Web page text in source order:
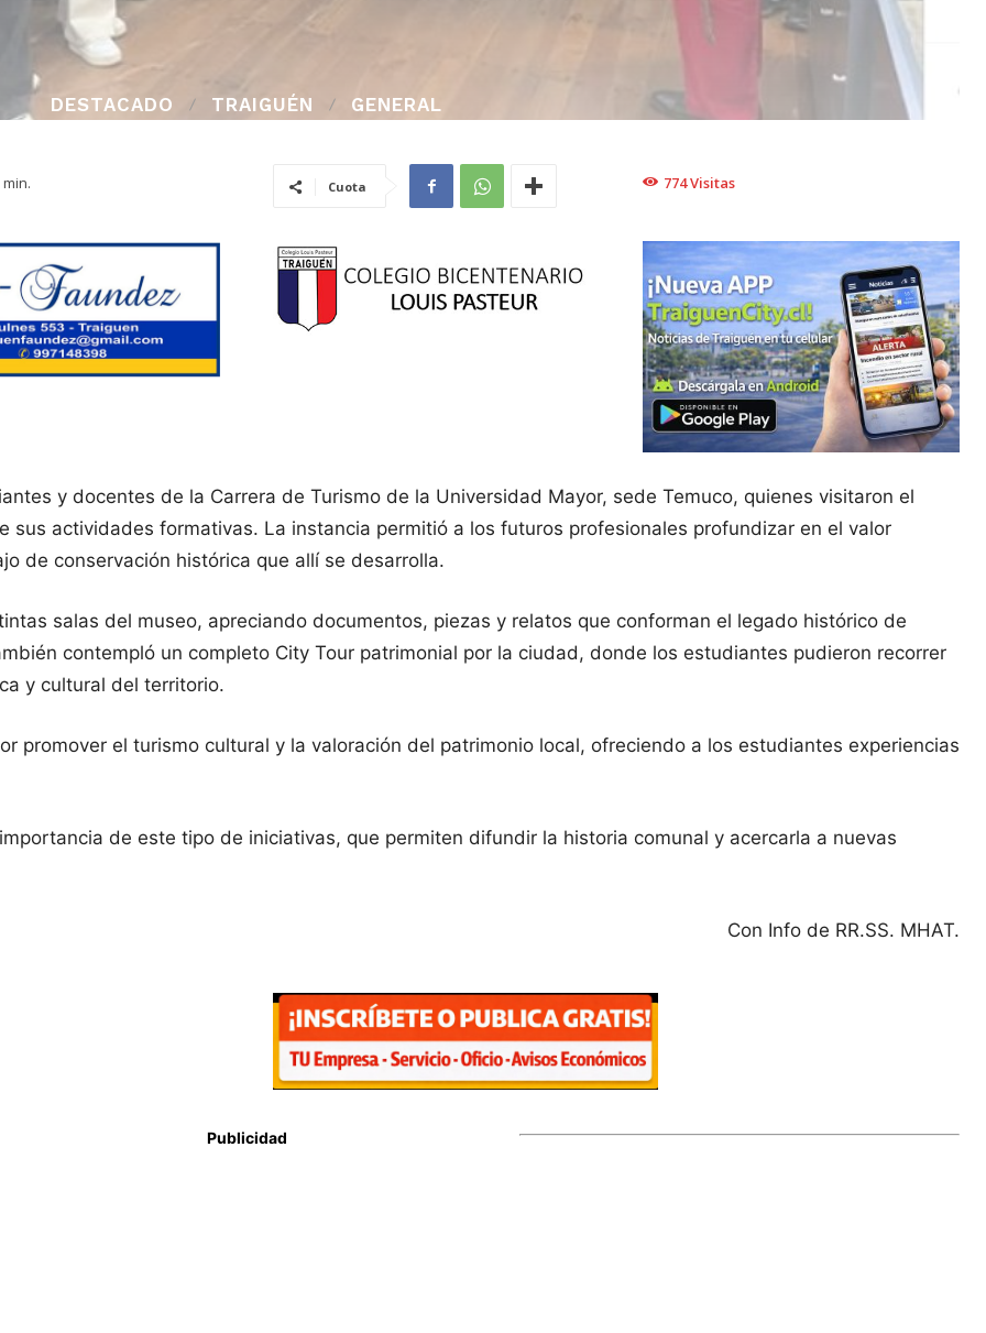
DESTACADO TRAIGUÉN GENERAL
min. Cuota 774Visitas
y docentes de la Carrera de Turismo de la Universidad Mayor, sede Temuco, quienes visitaron el
sus actividades formativas. La instancia permitió a los futuros profesionales profundizar en el valor
de conservación histórica que allí se desarrolla.
salas del museo, apreciando documentos, piezas y relatos que conforman el legado histórico de
contempló un completo City Tour patrimonial por la ciudad, donde los estudiantes pudieron recorrer
y cultural del territorio.
promover el turismo cultural y la valoración del patrimonio local, ofreciendo a los estudiantes experiencias
de este tipo de iniciativas, que permiten difundir la historia comunal y acercarla a nuevas
Con Info de RR.SS. MHAT.
Publicidad